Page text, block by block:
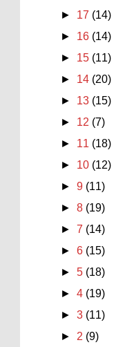
► 17 (14)
► 16 (14)
► 15 (11)
► 14 (20)
► 13 (15)
► 12 (7)
► 11 (18)
► 10 (12)
►9 (11)
►8 (19)
►7 (14)
►6 (15)
►5 (18)
►4 (19)
►3 (11)
► 2 (9)